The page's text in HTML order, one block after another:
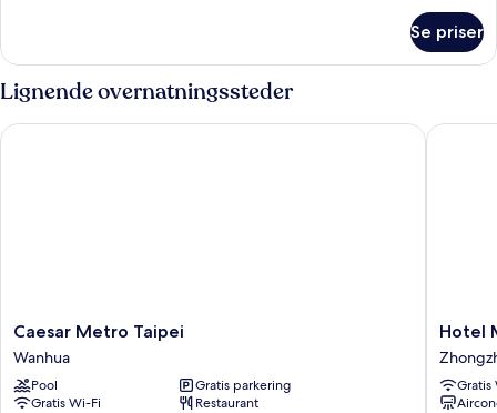
Twin
Room
Se priser
Lignende overnatningssteder
Caesar
Metro
Taipei
Wanhua
Caesar Metro Taipei
Wanhua
Pool
Gratis parkering
Gratis Wi-Fi
Restaurant
Caesar Metro Taipei
Hotel
Hotel
Gratis
Hotel